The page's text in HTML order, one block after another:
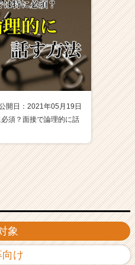
象
向け
開日：2021年05月19日
須？面接で論理的に話